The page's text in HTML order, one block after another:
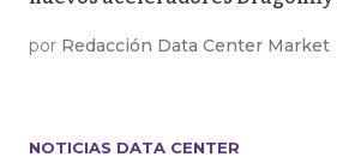
por Redacción Data Center Market
NOTICIAS DATA CENTER